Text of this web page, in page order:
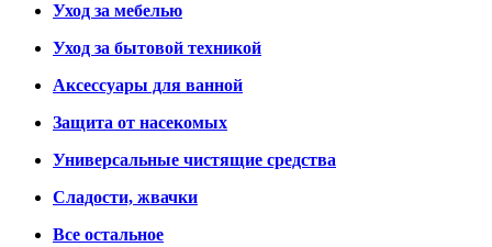
Уход за мебелью
Уход за бытовой техникой
Аксессуары для ванной
Защита от насекомых
Универсальные чистящие средства
Сладости, жвачки
Все остальное